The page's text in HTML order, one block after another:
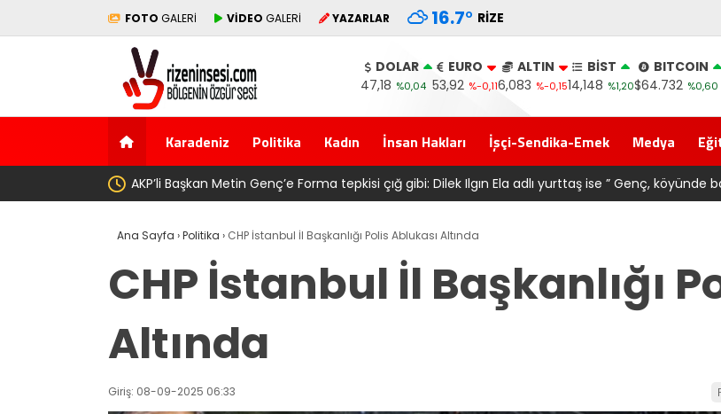
FOTO GALERİ VİDEO GALERİ YAZARLAR 16.7° RIZE
DOLAR
47,18 %0,04
EURO
53,92 %-0,11
ALTIN
6,083 %-0,15
BİST
14,148 %1,20
BITCOIN
$64.732 %0,60
Karadeniz Politika Kadın İnsan Hakları İşçi-Sendika-Emek Medya
toprağını satarak Salah transferi sonrası 6661 forma alan belediye başkanına ‘Kimin parasıyla’
Ana Sayfa ›Politika › CHP İstanbul İl Başkanlığı Polis Ablukası Altında
CHP İstanbul İl Başkanlığı
Altında
Giriş: 08-09-2025 06:33